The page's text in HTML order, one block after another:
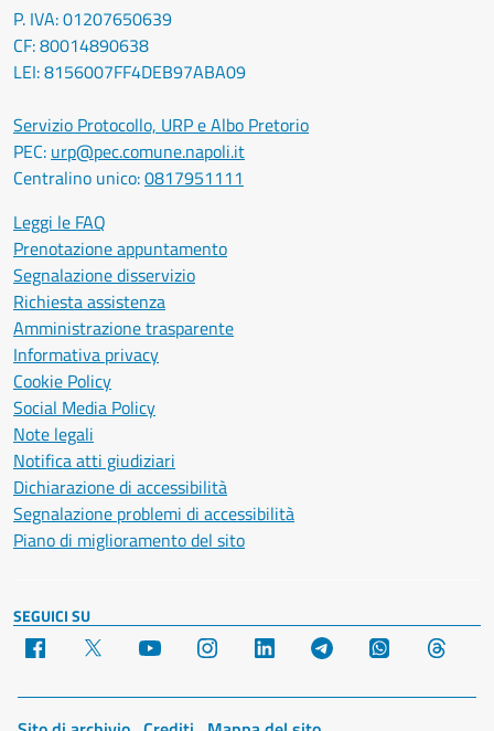
P. IVA: 01207650639
CF: 80014890638
LEI: 8156007FF4DEB97ABA09
Servizio Protocollo, URP e Albo Pretorio
PEC: urp@pec.comune.napoli.it
Centralino unico:0817951111
Leggi le FAQ
Prenotazione appuntamento
Segnalazione disservizio
Richiesta assistenza
Amministrazione trasparente
Informativa privacy
Cookie Policy
Social Media Policy
Note legali
Notifica atti giudiziari
Dichiarazione di accessibilità
Segnalazione problemi di accessibilità
Piano di miglioramento del sito
SEGUICI SU
Facebook YouTube Instagram LinkedIn Telegram WhatsApp